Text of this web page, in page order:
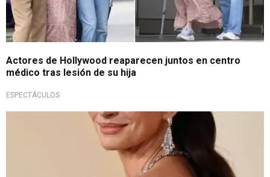
Actores de Hollywood reaparecen juntos en centro
médico tras lesión de su hija
ESPECTÁCULOS
Información nunca antes revelada